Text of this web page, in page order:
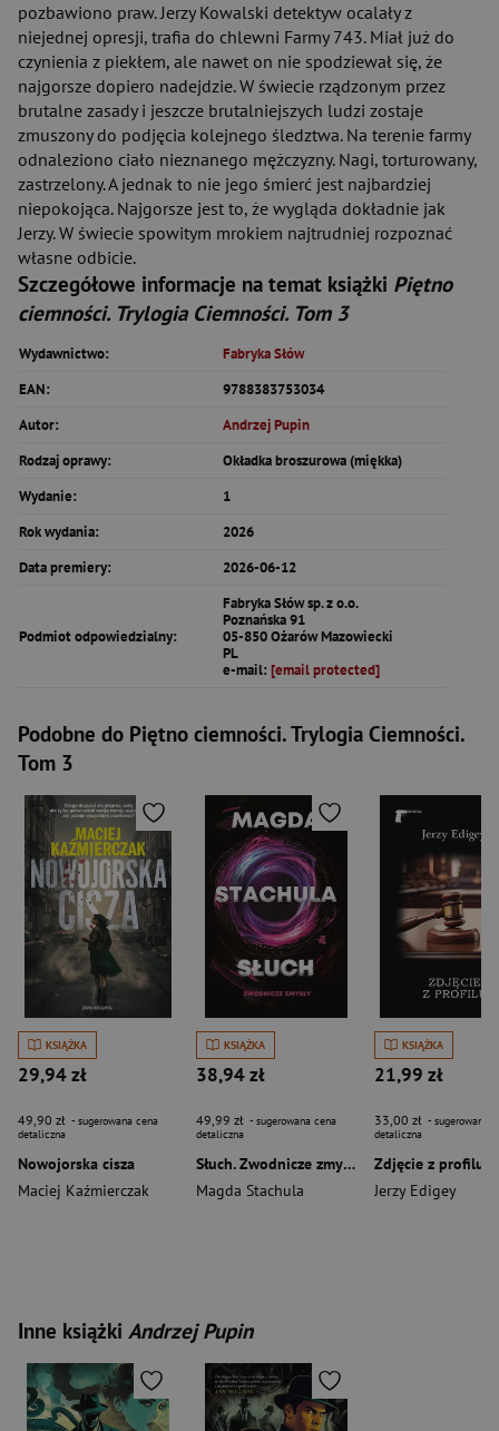
pozbawiono praw. Jerzy Kowalski detektyw ocalały z
niejednej opresji, trafia do chlewni Farmy 743. Miał już do
czynienia z piekłem, ale nawet on nie spodziewał się, że
najgorsze dopiero nadejdzie. W świecie rządzonym przez
brutalne zasady i jeszcze brutalniejszych ludzi zostaje
zmuszony do podjęcia kolejnego śledztwa. Na terenie farmy
odnaleziono ciało nieznanego mężczyzny. Nagi, torturowany,
zastrzelony. A jednak to nie jego śmierć jest najbardziej
niepokojąca. Najgorsze jest to, że wygląda dokładnie jak
Jerzy. W świecie spowitym mrokiem najtrudniej rozpoznać
własne odbicie.
Szczegółowe informacje na temat książki Piętno
ciemności. Trylogia Ciemności. Tom 3
Wydawnictwo:
Fabryka Słów
EAN:
9788383753034
Autor:
Andrzej Pupin
Rodzaj oprawy:
Okładka broszurowa (miękka)
Wydanie:
1
Rok wydania:
2026
Data premiery:
2026-06-12
Podmiot odpowiedzialny:
Fabryka Słów sp. z o.o.
Poznańska 91
05-850 Ożarów Mazowiecki
PL
e-mail: [email protected]
Podobne do Piętno ciemności. Trylogia Ciemności.
Tom 3
KSIĄŻKA
29,94 zł
49,90 zł - sugerowana cena
detaliczna
Nowojorska cisza
Maciej Kaźmierczak
KSIĄŻKA
38,94 zł
49,99 zł - sugerowana cena
detaliczna
Słuch. Zwodnicze zmysły. Tom 2
Magda Stachula
KSIĄŻKA
21,99 zł
33,00 zł - sugerowana
detaliczna
Zdjęcie z profilu
Jerzy Edigey
Inne książki Andrzej Pupin